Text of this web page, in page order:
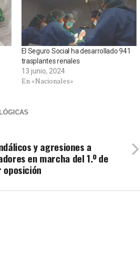
El Seguro Social ha desarrollado 941
trasplantes renales
13 junio, 2024
En «Nacionales»
y agresiones a
en marcha del 1.º de
oposición